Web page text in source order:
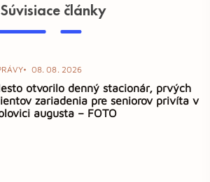
Súvisiace články
08. 08. 2026
otvorilo denný stacionár, prvých
zariadenia pre seniorov privíta v
augusta – FOTO